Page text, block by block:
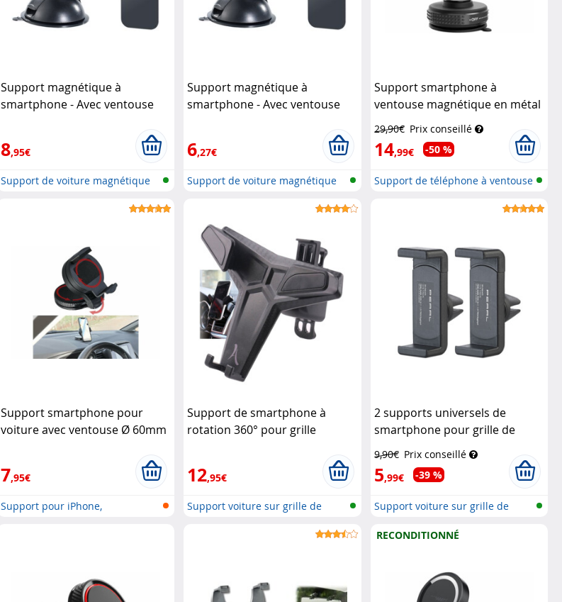
Support magnétique à
smartphone - Avec ventouse
8,95€
Support de voiture magnétique
Support magnétique à
smartphone - Avec ventouse
6,27€
Support de voiture magnétique
Support smartphone à
ventouse magnétique en métal
compatible MagSafe
29,90€ Prix conseillé
14,99€ -50 %
Support de téléphone à ventouse
Support smartphone pour
voiture avec ventouse Ø 60mm
7,95€
Support pour iPhone,
Support de smartphone à
rotation 360° pour grille
12,95€
Support voiture sur grille de
2 supports universels de
smartphone pour grille de
Pearl
9,90€ Prix conseillé
5,99€ -39 %
Support voiture sur grille de
RECONDITIONNÉ